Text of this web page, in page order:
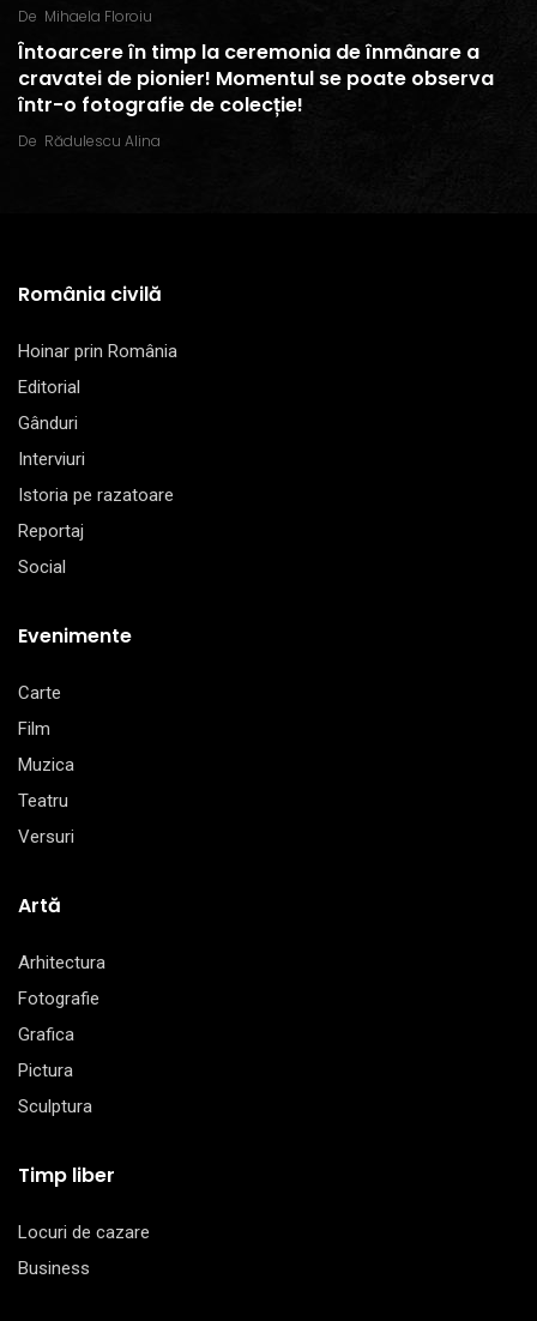
De Mihaela Floroiu
Întoarcere în timp la ceremonia de înmânare a
cravatei de pionier! Momentul se poate observa
într-o fotografie de colecție!
De Rădulescu Alina
România civilă
Hoinar prin România
Editorial
Gânduri
Interviuri
Istoria pe razatoare
Reportaj
Social
Evenimente
Carte
Film
Muzica
Teatru
Versuri
Artă
Arhitectura
Fotografie
Grafica
Pictura
Sculptura
Timp liber
Locuri de cazare
Business